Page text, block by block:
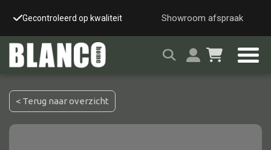
Gecontroleerd op kwaliteit Snelle & veilige
Showroom afspraak
< Terug naar overzicht